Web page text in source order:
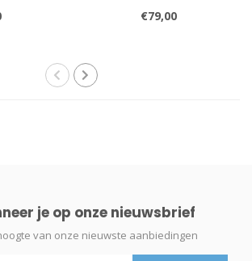
€79,00
je op onze nieuwsbrief
van onze nieuwste aanbiedingen